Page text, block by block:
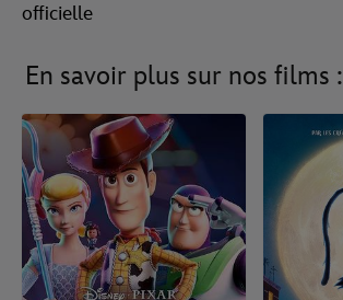
officielle
En savoir plus sur nos films :